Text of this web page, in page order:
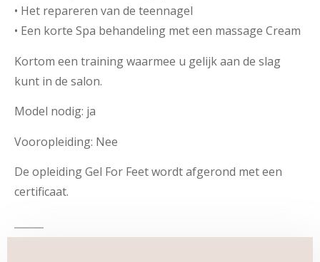
• Het repareren van de teennagel
• Een korte Spa behandeling met een massage Cream
Kortom een training waarmee u gelijk aan de slag
kunt in de salon.
Model nodig: ja
Vooropleiding: Nee
De opleiding Gel For Feet wordt afgerond met een
certificaat.